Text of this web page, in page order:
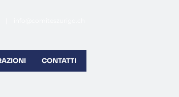
CONTATTI